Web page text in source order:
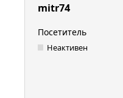
mitr74
Посетитель
Неактивен